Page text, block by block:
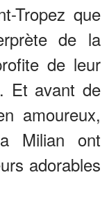
Tropez que
de la
de leur
Et avant de
amoureux,
Milian ont
adorables